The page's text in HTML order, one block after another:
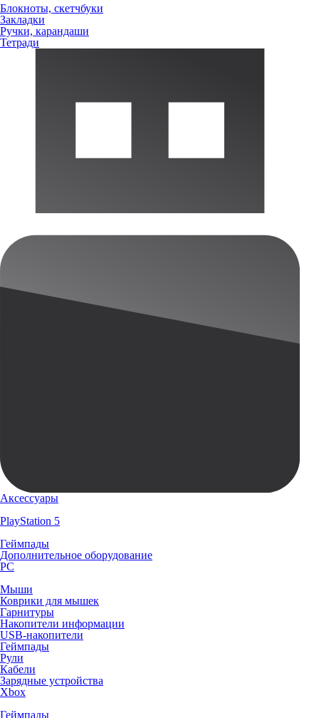
Блокноты, скетчбуки
Закладки
Ручки, карандаши
Тетради
Аксессуары
PlayStation 5
Геймпады
Дополнительное оборудование
PC
Мыши
Коврики для мышек
Гарнитуры
Накопители информации
USB-накопители
Геймпады
Рули
Кабели
Зарядные устройства
Xbox
Геймпады